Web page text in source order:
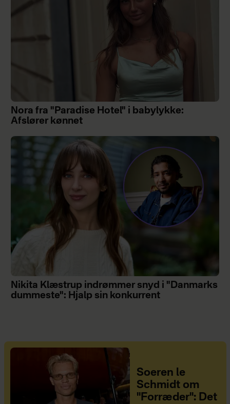
Nora fra "Paradise Hotel" i babylykke:
Afslører kønnet
Nikita Klæstrup indrømmer snyd i "Danmarks
dummeste": Hjalp sin konkurrent
Soeren le
Schmidt om
"Forræder": Det